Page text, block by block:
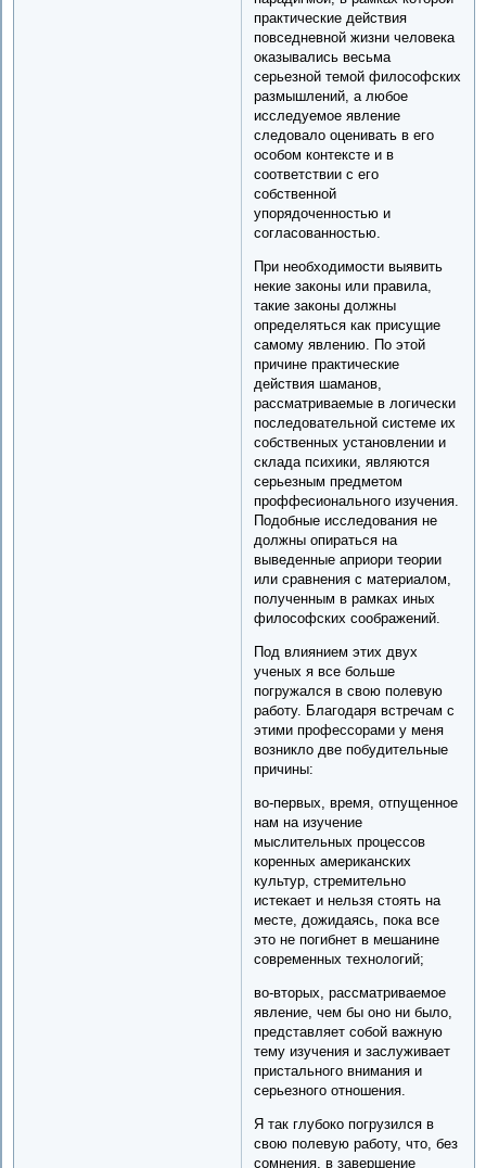
практические действия
повседневной жизни человека
оказывались весьма
серьезной темой философских
размышлений, а любое
исследуемое явление
следовало оценивать в его
особом контексте и в
соответствии с его
собственной
упорядоченностью и
согласованностью.
При необходимости выявить
некие законы или правила,
такие законы должны
определяться как присущие
самому явлению. По этой
причине практические
действия шаманов,
рассматриваемые в логически
последовательной системе их
собственных установлении и
склада психики, являются
серьезным предметом
проффесионального изучения.
Подобные исследования не
должны опираться на
выведенные априори теории
или сравнения с материалом,
полученным в рамках иных
философских соображений.
Под влиянием этих двух
ученых я все больше
погружался в свою полевую
работу. Благодаря встречам с
этими профессорами у меня
возникло две побудительные
причины:
во-первых, время, отпущенное
нам на изучение
мыслительных процессов
коренных американских
культур, стремительно
истекает и нельзя стоять на
месте, дожидаясь, пока все
это не погибнет в мешанине
современных технологий;
во-вторых, рассматриваемое
явление, чем бы оно ни было,
представляет собой важную
тему изучения и заслуживает
пристального внимания и
серьезного отношения.
Я так глубоко погрузился в
свою полевую работу, что, без
сомнения, в завершение